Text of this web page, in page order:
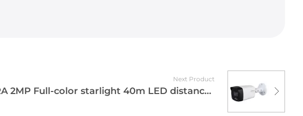
Next Product
CAMERA 2MP Full-color starlight 40m LED distance DAHUA